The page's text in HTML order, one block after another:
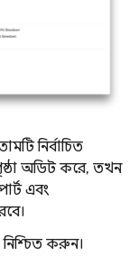
নির্বাচিত
অডিট করে, তখন
এবং
করুন।